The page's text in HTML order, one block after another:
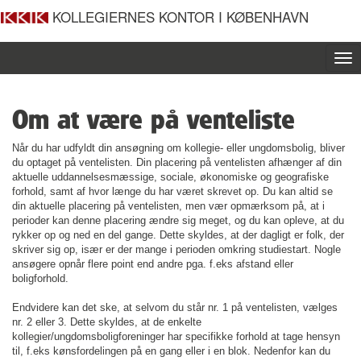
KOLLEGIERNES KONTOR I KØBENHAVN
Om at være på venteliste
Når du har udfyldt din ansøgning om kollegie- eller ungdomsbolig, bliver
du optaget på ventelisten. Din placering på ventelisten afhænger af din
aktuelle uddannelsesmæssige, sociale, økonomiske og geografiske
forhold, samt af hvor længe du har været skrevet op. Du kan altid se
din aktuelle placering på ventelisten, men vær opmærksom på, at i
perioder kan denne placering ændre sig meget, og du kan opleve, at du
rykker op og ned en del gange. Dette skyldes, at der dagligt er folk, der
skriver sig op, især er der mange i perioden omkring studiestart. Nogle
ansøgere opnår flere point end andre pga. f.eks afstand eller
boligforhold.
Endvidere kan det ske, at selvom du står nr. 1 på ventelisten, vælges
nr. 2 eller 3. Dette skyldes, at de enkelte
kollegier/ungdomsboligforeninger har specifikke forhold at tage hensyn
til, f.eks kønsfordelingen på en gang eller i en blok. Nedenfor kan du